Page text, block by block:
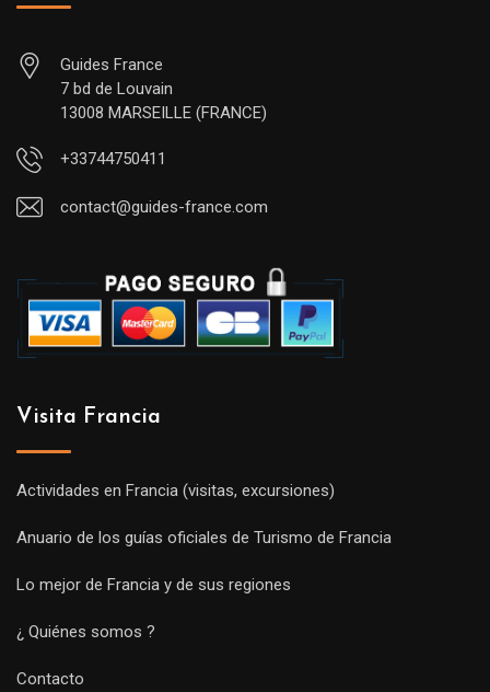
Guides France
7 bd de Louvain
13008 MARSEILLE (FRANCE)
+33744750411
contact@guides-france.com
Visita Francia
Actividades en Francia (visitas, excursiones)
Anuario de los guías oficiales de Turismo de Francia
Lo mejor de Francia y de sus regiones
¿ Quiénes somos ?
Contacto